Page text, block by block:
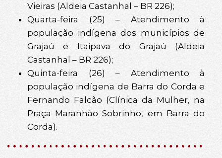
Vieiras (Aldeia Castanhal – BR 226);
Quarta-feira (25) – Atendimento à
população indígena dos municípios de
Grajaú e Itaipava do Grajaú (Aldeia
Castanhal – BR 226);
Quinta-feira (26) – Atendimento à
população indígena de Barra do Corda e
Fernando Falcão (Clínica da Mulher, na
Praça Maranhão Sobrinho, em Barra do
Corda).